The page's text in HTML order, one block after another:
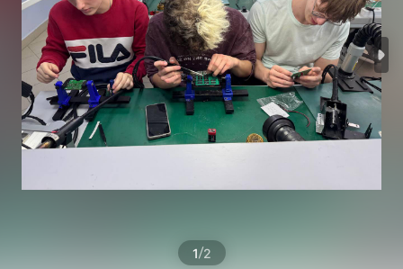
1/2